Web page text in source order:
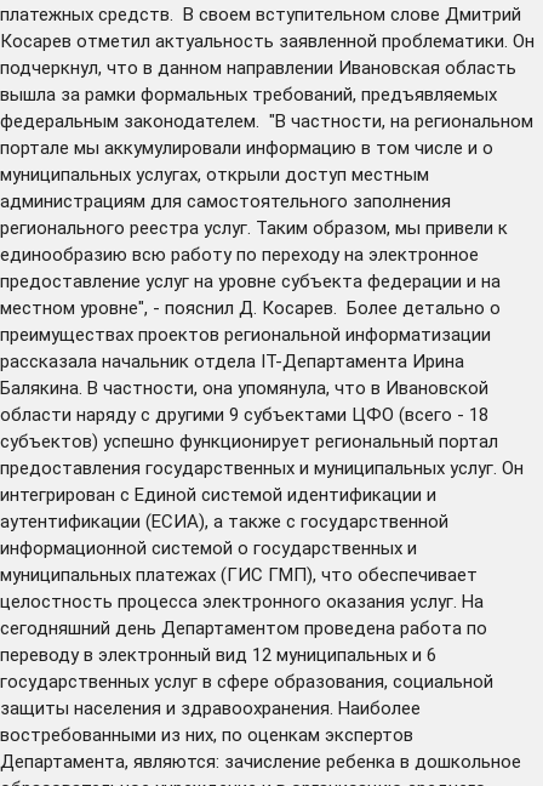
платежных средств. В своем вступительном слове Дмитрий
Косарев отметил актуальность заявленной проблематики. Он
подчеркнул, что в данном направлении Ивановская область
вышла за рамки формальных требований, предъявляемых
федеральным законодателем. "В частности, на региональном
портале мы аккумулировали информацию в том числе и о
муниципальных услугах, открыли доступ местным
администрациям для самостоятельного заполнения
регионального реестра услуг. Таким образом, мы привели к
единообразию всю работу по переходу на электронное
предоставление услуг на уровне субъекта федерации и на
местном уровне", - пояснил Д. Косарев. Более детально о
преимуществах проектов региональной информатизации
рассказала начальник отдела IT-Департамента Ирина
Балякина. В частности, она упомянула, что в Ивановской
области наряду с другими 9 субъектами ЦФО (всего - 18
субъектов) успешно функционирует региональный портал
предоставления государственных и муниципальных услуг. Он
интегрирован с Единой системой идентификации и
аутентификации (ЕСИА), а также с государственной
информационной системой о государственных и
муниципальных платежах (ГИС ГМП), что обеспечивает
целостность процесса электронного оказания услуг. На
сегодняшний день Департаментом проведена работа по
переводу в электронный вид 12 муниципальных и 6
государственных услуг в сфере образования, социальной
защиты населения и здравоохранения. Наиболее
востребованными из них, по оценкам экспертов
Департамента, являются: зачисление ребенка в дошкольное